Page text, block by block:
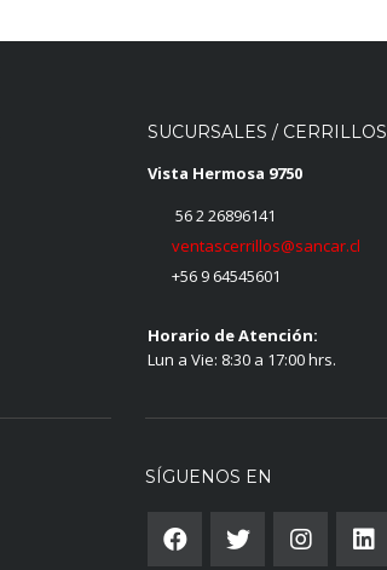
SUCURSALES / CERRILLOS
Vista Hermosa 9750
56 2 26896141
ventascerrillos@sancar.cl
+56 9 64545601
Horario de Atención:
Lun a Vie: 8:30 a 17:00 hrs.
SÍGUENOS EN